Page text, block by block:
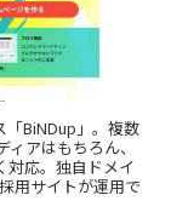
「BiNDup」。複数
アはもちろん、
対応。独自ドメイ
用サイトが運用で